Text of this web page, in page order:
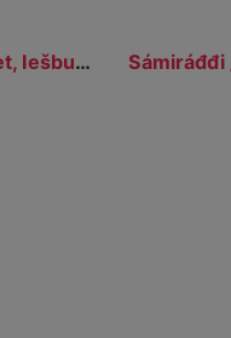
Sámiráđđi / Samerådet, Iešbuvttaduvvon prentehusat...
Gå til detaljvisning